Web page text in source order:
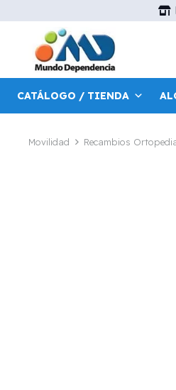
CATÁLOGO / TIENDA
Movilidad Recambios